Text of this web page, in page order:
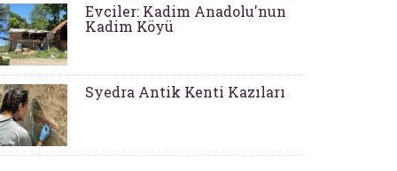
Evciler: Kadim Anadolu'nun
Kadim Köyü
Syedra Antik Kenti Kazıları